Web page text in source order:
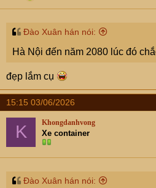
Đào Xuân hán nói:
Hà Nội đến năm 2080 lúc đó
đẹp lắm cụ
15:15 03/06/2026
K Khongdanhvong
Xe container
Đào Xuân hán nói: